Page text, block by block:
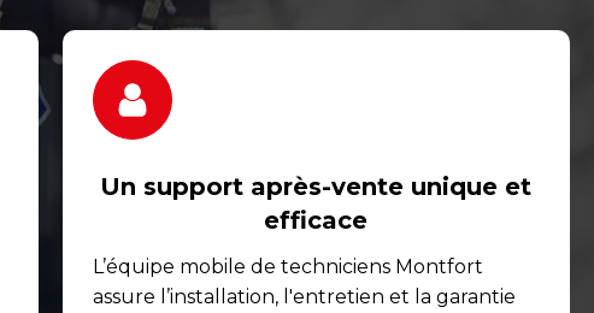
Un support après-vente unique et
efficace
L’équipe mobile de techniciens Montfort
assure l’installation, l'entretien et la garantie